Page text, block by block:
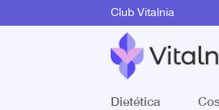
Club Vitalnia
Dietética